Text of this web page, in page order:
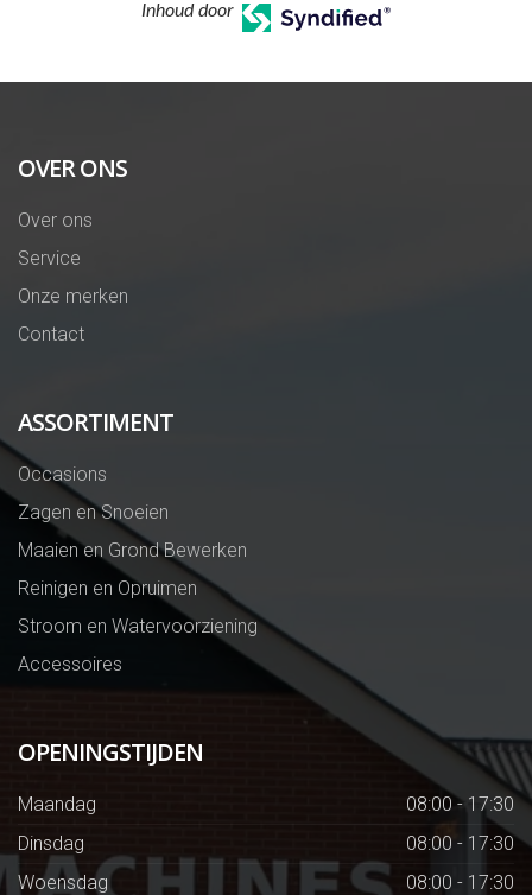
Inhoud door
OVER ONS
Over ons
Service
Onze merken
Contact
ASSORTIMENT
Occasions
Zagen en Snoeien
Maaien en Grond Bewerken
Reinigen en Opruimen
Stroom en Watervoorziening
Accessoires
OPENINGSTIJDEN
Maandag
08:00 - 17:30
Dinsdag
08:00 - 17:30
Woensdag
08:00 - 17:30